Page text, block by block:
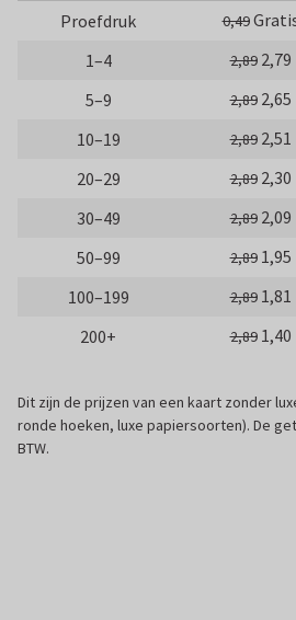
Proefdruk 0,49
1–4
2,89 2,79
5–9
2,89 2,65
10–19
2,89 2,51
20–29
2,89 2,30
30–49
2,89 2,09
50–99
2,89 1,95
100–199
2,89 1,81
200+
2,89 1,40
Dit zijn de prijzen van een kaart zonder
ronde hoeken, luxe papiersoorten). De
BTW.